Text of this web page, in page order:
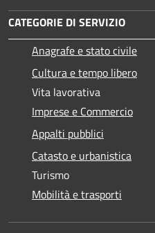
CATEGORIE DI SERVIZIO
Anagrafe e stato civile
Cultura e tempo libero
Vita lavorativa
Imprese e Commercio
Appalti pubblici
Catasto e urbanistica
Turismo
Mobilità e trasporti